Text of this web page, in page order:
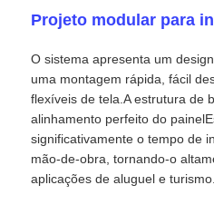
Contacte-nos
Notícias
Projeto modular para
O sistema apresenta um
uma montagem rápida, fácil
flexíveis de tela.A estrutura de
alinhamento perfeito do
significativamente o tempo de
mão-de-obra, tornando-o
aplicações de aluguel e turismo.